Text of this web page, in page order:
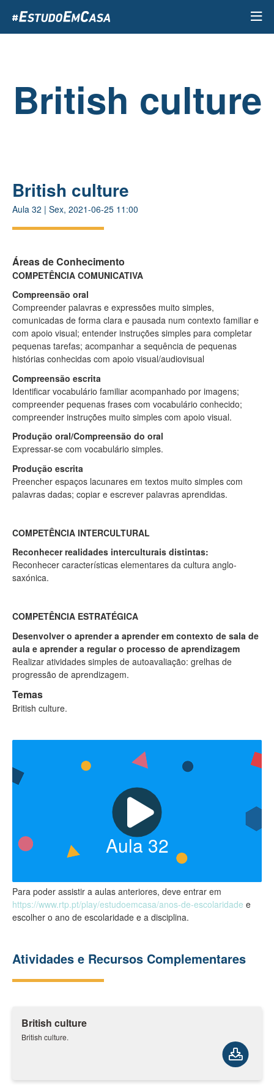
para
o
British culture
British culture
Aula 32 | Sex, 2021-06-25 11:00
Áreas de Conhecimento
COMPETÊNCIA COMUNICATIVA
Compreensão oral
Compreender palavras e expressões muito simples,
comunicadas de forma clara e pausada num contexto familiar e
com apoio visual; entender instruções simples para completar
pequenas tarefas; acompanhar a sequência de pequenas
histórias conhecidas com apoio visual/audiovisual
Compreensão escrita
Identificar vocabulário familiar acompanhado por imagens;
compreender pequenas frases com vocabulário conhecido;
compreender instruções muito simples com apoio visual.
Produção oral/Compreensão do oral
Expressar-se com vocabulário simples.
Produção escrita
Preencher espaços lacunares em textos muito simples com
palavras dadas; copiar e escrever palavras aprendidas.
COMPETÊNCIA INTERCULTURAL
Reconhecer realidades interculturais distintas:
Reconhecer características elementares da cultura anglo-
saxónica.
COMPETÊNCIA ESTRATÉGICA
Desenvolver o aprender a aprender em contexto de sala de
aula e aprender a regular o processo de aprendizagem
Realizar atividades simples de autoavaliação: grelhas de
progressão de aprendizagem.
Temas
British culture.
Aula32
Para poder assistir a aulas anteriores, deve entrar em
https://www.rtp.pt/play/estudoemcasa/anos-de-escolaridade e
escolher o ano de escolaridade e a disciplina.
Atividades e Recursos Complementares
British culture
British culture.